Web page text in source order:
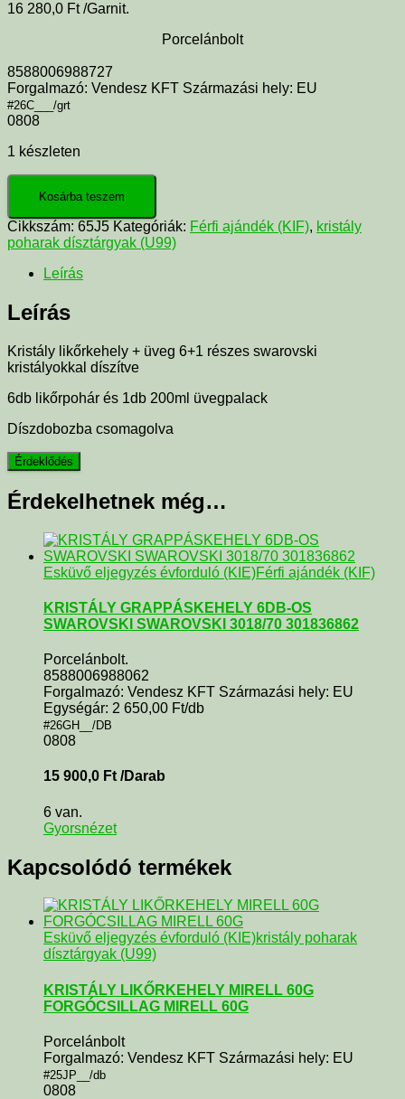
16 280,0 Ft /Garnit.
Porcelánbolt
8588006988727
Forgalmazó: Vendesz KFT Származási hely: EU
#26C___/grt
0808
1 készleten
Kosárba teszem
Cikkszám: 65J5 Kategóriák: Férfi ajándék (KIF), kristály
poharak dísztárgyak (U99)
Leírás
Leírás
Kristály likőrkehely + üveg 6+1 részes swarovski
kristályokkal díszítve
6db likőrpohár és 1db 200ml üvegpalack
Díszdobozba csomagolva
Érdekelhetnek még…
Esküvő eljegyzés évforduló (KIE)Férfi ajándék (KIF)
KRISTÁLY GRAPPÁSKEHELY 6DB-OS
SWAROVSKI SWAROVSKI 3018/70 301836862
Porcelánbolt.
8588006988062
Forgalmazó: Vendesz KFT Származási hely: EU
Egységár: 2 650,00 Ft/db
#26GH__/DB
0808
15 900,0 Ft /Darab
6 van.
Gyorsnézet
Kapcsolódó termékek
Esküvő eljegyzés évforduló (KIE)kristály poharak
dísztárgyak (U99)
KRISTÁLY LIKŐRKEHELY MIRELL 60G
FORGÓCSILLAG MIRELL 60G
Porcelánbolt
Forgalmazó: Vendesz KFT Származási hely: EU
#25JP__/db
0808